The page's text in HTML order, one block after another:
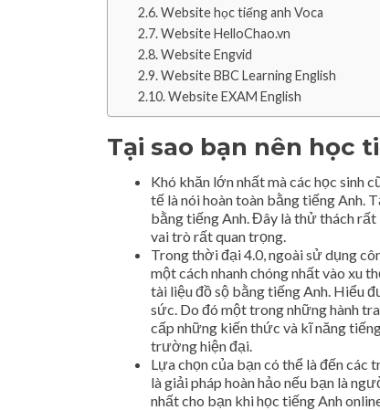
Website học tiếng anh Voca
Website HelloChao.vn
Website Engvid
Website BBC Learning English
Website EXAM English
Tại sao bạn nên học
Khó khăn lớn nhất mà các học sinh
tế là nói hoàn toàn bằng tiếng Anh.
bằng tiếng Anh. Đây là thử thách
vai trò rất quan trọng.
Trong thời đại 4.0, ngoài sử dụng
một cách nhanh chóng nhất vào xu
tài liệu đồ sộ bằng tiếng Anh. Hiểu
sức. Do đó một trong những hành
cấp những kiến thức và kĩ năng
trường hiện đại.
Lựa chọn của bạn có thể là đến các
là giải pháp hoàn hảo nếu bạn là
nhất cho bạn khi học tiếng Anh